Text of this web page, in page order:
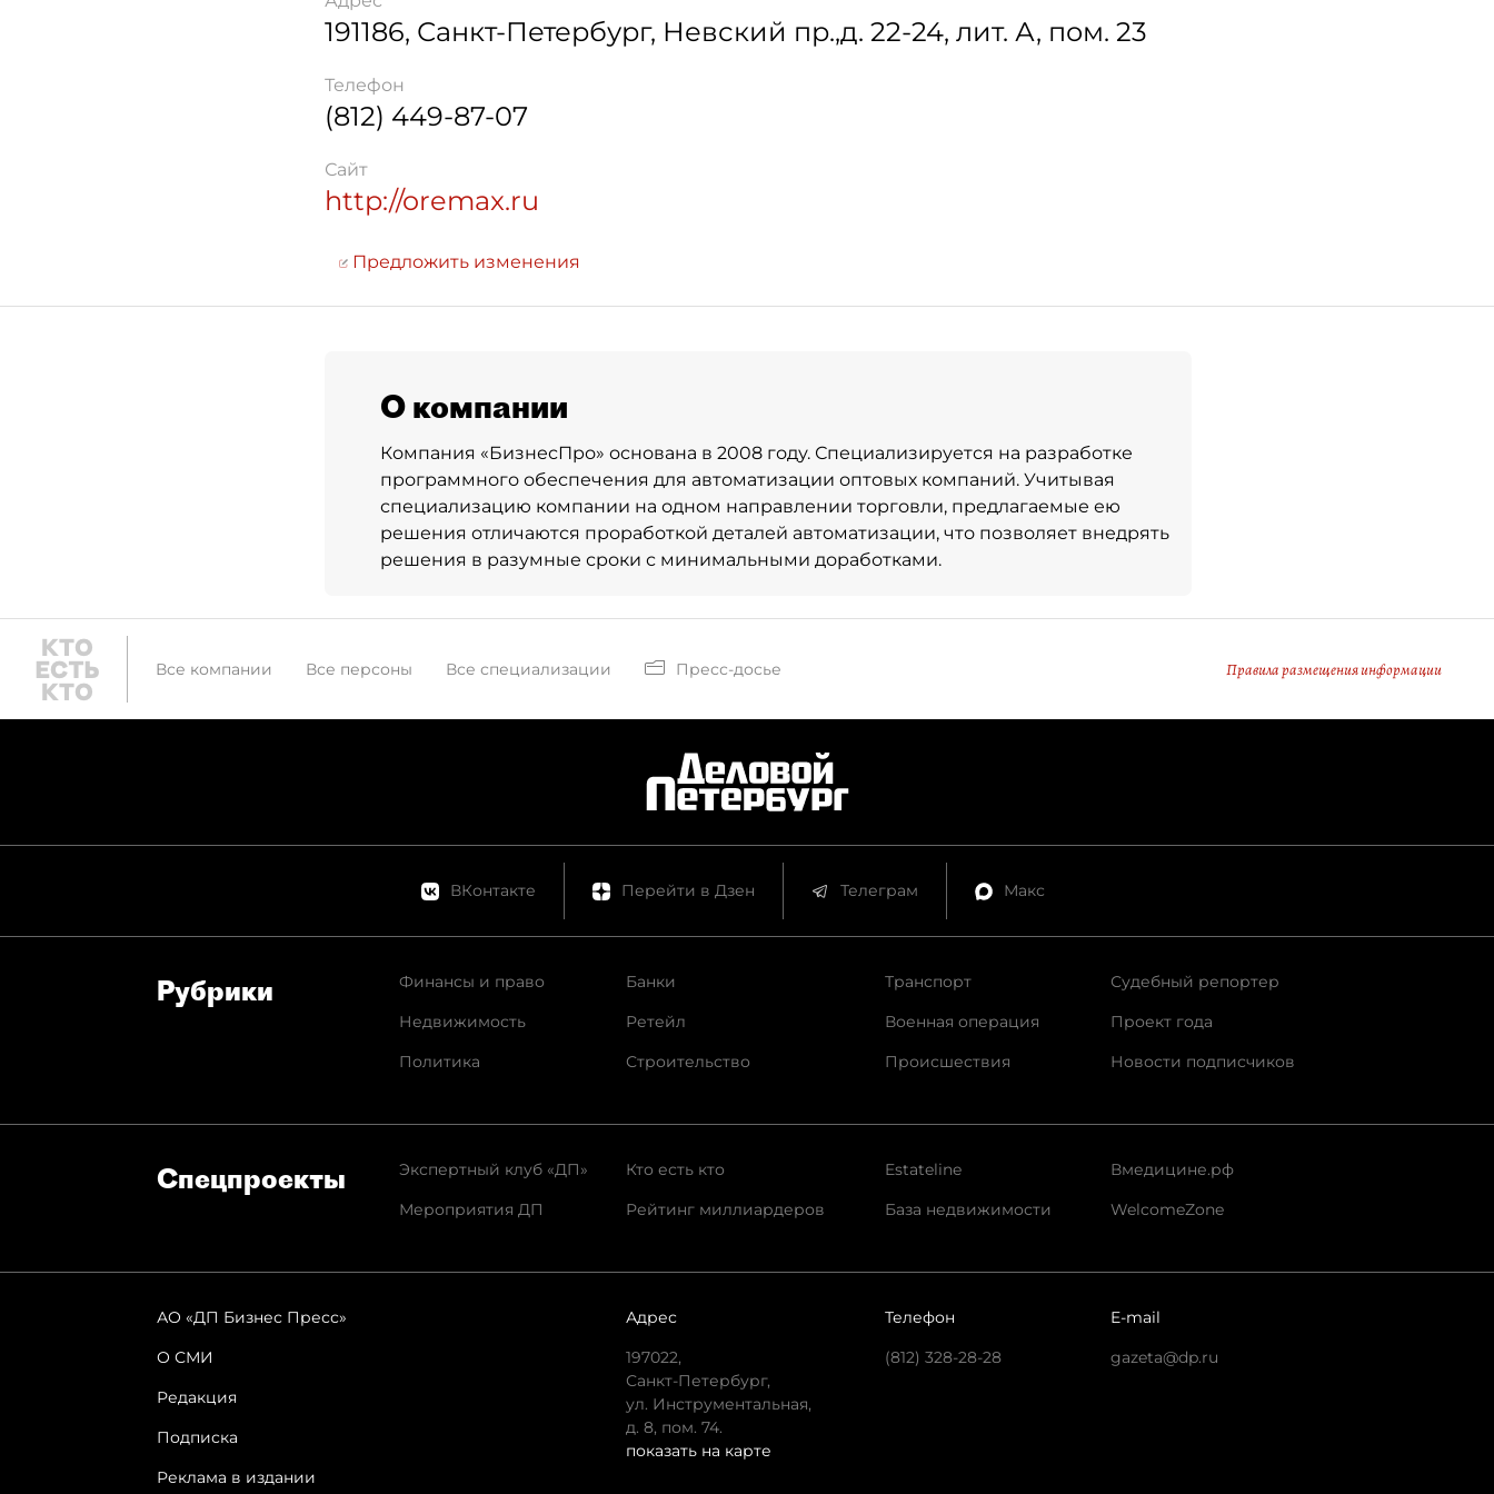
191186, Санкт-Петербург, Невский пр.,д. 22-24, лит. А, пом. 23
Телефон
(812) 449-87-07
Сайт
http://oremax.ru
Предложить изменения
О компании
Компания «БизнесПро» основана в 2008 году. Специализируется на разработке
программного обеспечения для автоматизации оптовых компаний. Учитывая
специализацию компании на одном направлении торговли, предлагаемые ею
решения отличаются проработкой деталей автоматизации, что позволяет внедрять
решения в разумные сроки с минимальными доработками.
Все компании Все персоны Все специализации Пресс-досье Правила размещения информации
ВКонтакте Перейти в Дзен Телеграм Макс
Рубрики
Финансы и право
Недвижимость
Политика
Банки
Ретейл
Строительство
Транспорт
Военная операция
Происшествия
Судебный репортер
Проект года
Новости подписчиков
Спец­проекты
Экспертный клуб «ДП»
Мероприятия ДП
Кто есть кто
Рейтинг миллиардеров
Estateline
База недвижимости
Вмедицине.рф
WelcomeZone
АО «ДП Бизнес Пресс»
О СМИ
Редакция
Подписка
Реклама в издании
Адрес
197022,
Санкт-Петербург,
ул. Инструментальная,
д. 8, пом. 74.
показать на карте
Телефон
(812) 328-28-28
E-mail
gazeta@dp.ru